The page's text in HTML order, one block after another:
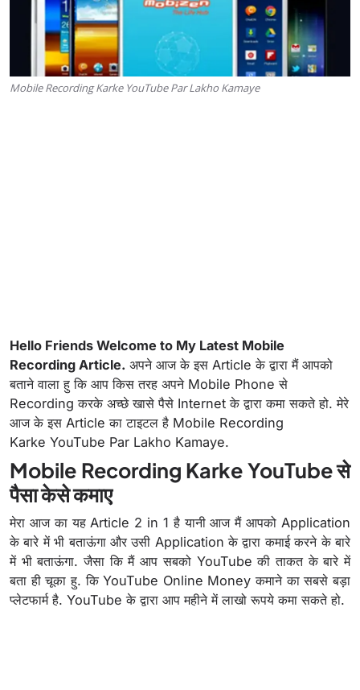
Mobile Recording Karke YouTube Par Lakho Kamaye
Hello Friends Welcome to My Latest Mobile
Recording Article. अपने आज के इस Article के द्वारा मैं आपको
बताने वाला हु कि आप किस तरह अपने Mobile Phone से
Recording करके अच्छे खासे पैसे Internet के द्वारा कमा सकते हो. मेरे
आज के इस Article का टाइटल है Mobile Recording
Karke YouTube Par Lakho Kamaye.
Mobile Recording Karke YouTube से
पैसा केसे कमाए
मेरा आज का यह Article 2 in 1 है यानी आज मैं आपको Application
के बारे में भी बताऊंगा और उसी Application के द्वारा कमाई करने के बारे
में भी बताऊंगा. जैसा कि मैं आप सबको YouTube की ताकत के बारे में
बता ही चूका हु. कि YouTube Online Money कमाने का सबसे बड़ा
प्लेटफार्म है. YouTube के द्वारा आप महीने में लाखो रूपये कमा सकते हो.